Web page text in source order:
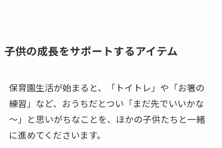
子供の成長をサポートするアイテム
保育園生活が始まると、「トイトレ」や「お箸の
練習」など、おうちだとつい「まだ先でいいかな
～」と思いがちなことを、ほかの子供たちと一緒
に進めてくださいます。